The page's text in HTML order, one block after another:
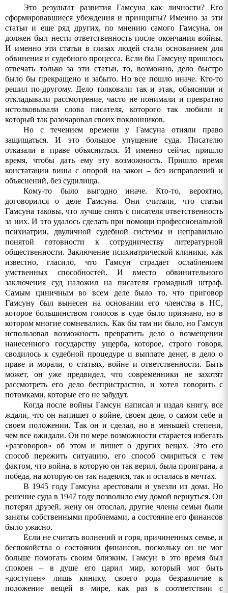
Это результат развития Гамсуна как личности? Его
сформировавшиеся убеждения и принципы? Именно за эти
статьи и еще ряд других, по мнению самого Гамсуна, он
должен был нести ответственность после окончания войны.
И именно эти статьи в глазах людей стали основанием для
обвинения и судебного процесса. Если бы Гамсуну пришлось
отвечать только за эти статьи, то, возможно, дело быстро
было бы прекращено и забыто. Но все пошло иначе.Кто-то
решил по-другому. Дело толковали так и этак, объясняли и
откладывали рассмотрение, часто не понимали и превратно
истолковывали слова писателя, которого так любили и
который так разочаровал своих поклонников.
Но с течением времени у Гамсуна отняли право
защищаться. И это большое упущение суда. Писателю
отказали в праве объясниться. И именно сейчас пришло
время, чтобы дать ему эту возможность. Пришло время
констатации вины с опорой на закон – без исправлений и
объяснений, без судилища.
Кому-то было выгодно иначе. Кто-то, вероятно,
договорился о деле Гамсуна. Они считали, что статьи
Гамсуна таковы, что лучше снять с писателя ответственность
за них. И это удалось сделать при помощи профессиональной
психиатрии, двуличной судебной системы и неправильно
понятой готовности к сотрудничеству литературной
общественности. Заключение психиатрической клиники, как
известно, гласило, что Гамсун страдает ослаблением
умственных способностей. И вместо обвинительного
заключения суд наложил на писателя громадный штраф.
Самым циничным во всем деле было то, что приговор
Гамсуну был вынесен на основании его членства в НС,
которое большинством голосов в суде было признано, но в
котором многие сомневались. Как бы там ни было, но Гамсун
использовал возможность превратить дело о возмещении
нанесенного государству ущерба, которое, строго говоря,
сводилось к судебной процедуре и выплате денег, в дело о
праве и морали, о статьях, войне и ответственности. Быть
может, он уже предвидел, что современники не захотят
рассмотреть его дело беспристрастно, и хотел говорить с
потомками, которые его не забудут.
Когда после войны Гамсун написал и издал книгу, все
ждали, что он напишет о войне, своем деле, о самом себе и
своем положении. Так он и сделал, но в меньшей степени,
чем все ожидали. Он по мере возможности старается избегать
«разговоров» об этом и пишет о других вещах. Это его
способ пережить ситуацию, его способ смириться с тем
фактом, что война, в которую он так верил, была проиграна, а
победа, на которую он так надеялся, так и осталась в мечтах.
В 1945 году Гамсуна арестовали и увезли из дома. Но
решение суда в 1947 году позволило ему домой вернуться. Он
потерял друзей, жену он отослал, другие члены семьи были
заняты собственными проблемами, а состояние его финансов
было ужасно.
Если не считать волнений и горя, причиненных семье, и
беспокойства о состоянии финансов, поскольку он не мог
больше помогать своим близким, Гамсун в это время был
спокоен – в душе его царил мир, который мог быть
«доступен» лишь кинику, своего рода безразличие к
положение вещей в мире, как раз в соответствии с